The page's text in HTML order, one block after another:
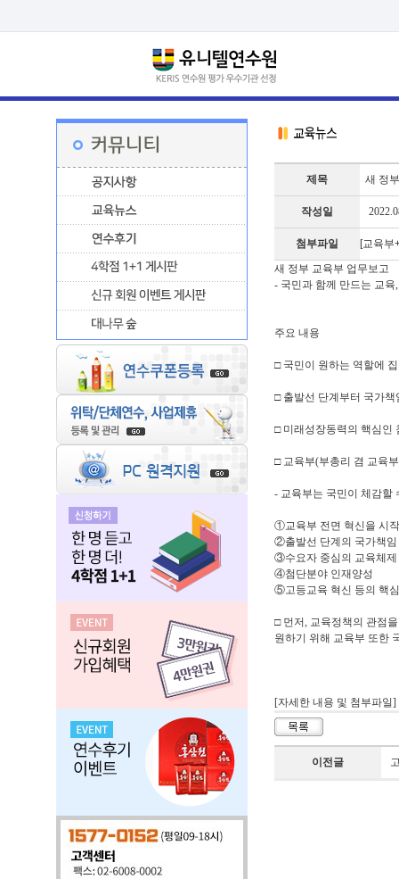
제목 새 정
작성일
첨부파일
[교육
새 정부 교육부 업무보고
- 국민과 함께 만드는 교
주요 내용
□ 국민이 원하는 역할에
□ 출발선 단계부터 국가
□ 미래성장동력의 핵심인
□ 교육부(부총리 겸 교육
- 교육부는 국민이 체감할
①교육부 전면 혁신을 시작
②출발선 단계의 국가책임
③수요자 중심의 교육체제
④첨단분야 인재양성
⑤고등교육 혁신 등의 핵
□ 먼저, 교육정책의 관점
원하기 위해 교육부 또한
[자세한 내용 및 첨부파일]
이전글